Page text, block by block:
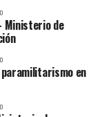
Ministerio de
en